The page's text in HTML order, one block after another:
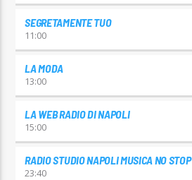
SEGRETAMENTE TUO
11:00
LA MODA
13:00
LA WEB RADIO DI NAPOLI
15:00
RADIO STUDIO NAPOLI MUSICA NO STOP
23:40